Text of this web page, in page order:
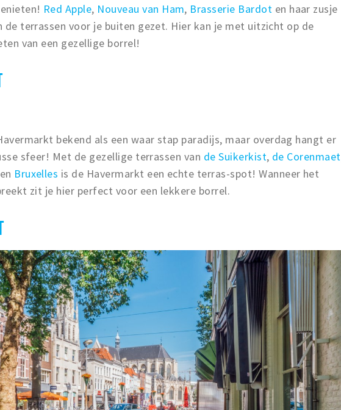
Red Apple, Nouveau van Ham, Brasserie Bardot en haar zusje
de terrassen voor je buiten gezet. Hier kan je met uitzicht op de
van een gezellige borrel!
bekend als een waar stap paradijs, maar overdag hangt er
sfeer! Met de gezellige terrassen van de Suikerkist, de Corenmaet
en Bruxelles is de Havermarkt een echte terras-spot! Wanneer het
zit je hier perfect voor een lekkere borrel.